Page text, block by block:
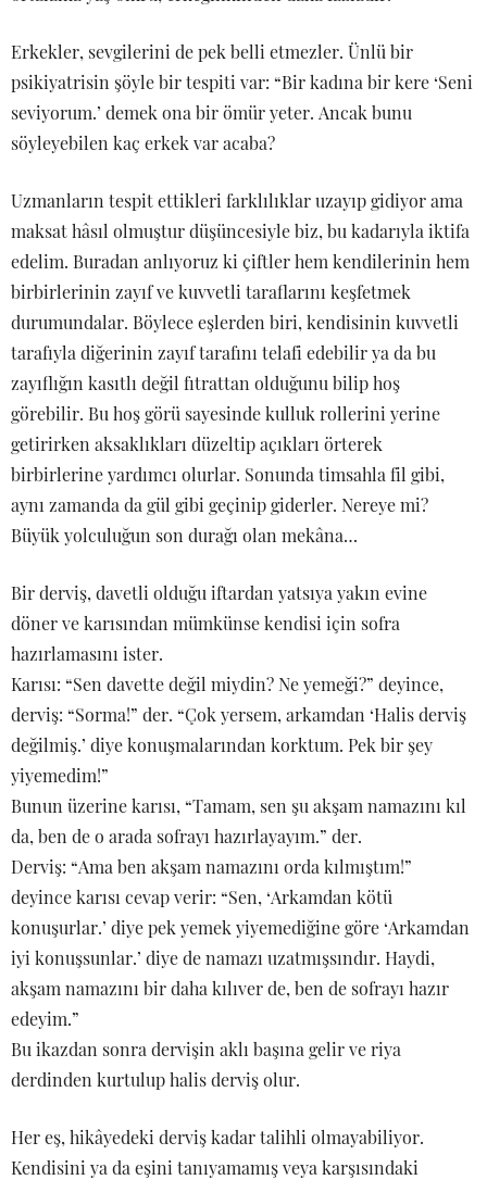
Erkekler, sevgilerini de pek belli etmezler. Ünlü bir
psikiyatrisin şöyle bir tespiti var: “Bir kadına bir kere ‘Seni
seviyorum.’ demek ona bir ömür yeter. Ancak bunu
söyleyebilen kaç erkek var acaba?
Uzmanların tespit ettikleri farklılıklar uzayıp gidiyor ama
maksat hâsıl olmuştur düşüncesiyle biz, bu kadarıyla iktifa
edelim. Buradan anlıyoruz ki çiftler hem kendilerinin hem
birbirlerinin zayıf ve kuvvetli taraflarını keşfetmek
durumundalar. Böylece eşlerden biri, kendisinin kuvvetli
tarafıyla diğerinin zayıf tarafını telafi edebilir ya da bu
zayıflığın kasıtlı değil fıtrattan olduğunu bilip hoş
görebilir. Bu hoş görü sayesinde kulluk rollerini yerine
getirirken aksaklıkları düzeltip açıkları örterek
birbirlerine yardımcı olurlar. Sonunda timsahla fil gibi,
aynı zamanda da gül gibi geçinip giderler. Nereye mi?
Büyük yolculuğun son durağı olan mekâna…
Bir derviş, davetli olduğu iftardan yatsıya yakın evine
döner ve karısından mümkünse kendisi için sofra
hazırlamasını ister.
Karısı: “Sen davette değil miydin? Ne yemeği?” deyince,
derviş: “Sorma!” der. “Çok yersem, arkamdan ‘Halis derviş
değilmiş.’ diye konuşmalarından korktum. Pek bir şey
yiyemedim!”
Bunun üzerine karısı, “Tamam, sen şu akşam namazını kıl
da, ben de o arada sofrayı hazırlayayım.” der.
Derviş: “Ama ben akşam namazını orda kılmıştım!”
deyince karısı cevap verir: “Sen, ‘Arkamdan kötü
konuşurlar.’ diye pek yemek yiyemediğine göre ‘Arkamdan
iyi konuşsunlar.’ diye de namazı uzatmışsındır. Haydi,
akşam namazını bir daha kılıver de, ben de sofrayı hazır
edeyim.”
Bu ikazdan sonra dervişin aklı başına gelir ve riya
derdinden kurtulup halis derviş olur.
Her eş, hikâyedeki derviş kadar talihli olmayabiliyor.
Kendisini ya da eşini tanıyamamış veya karşısındaki